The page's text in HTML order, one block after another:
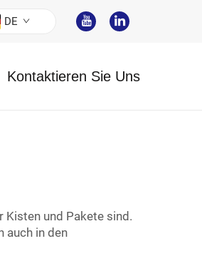
DE
Kontaktieren Sie Uns
Kisten und Pakete sind.
auch in den